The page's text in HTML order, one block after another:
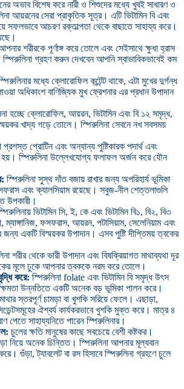
অভাব বিশেষ করে নারী ও শিশুদের মধ্যে খুবই সাধারণ ও
আয়রনের সেরা প্রাকৃতিক সূত্র। এটি ভিটামিন বি এবং
সফলভাবে আচরণ রক্তাল্পতা থেকে বাছাতে সাহায্য করে।
শরীরকে পূর্ণাঙ্গ করে তোলে এবং সেইসাথে ক্ষুধা হ্রাস
স্পিরুলিনা গ্রহণ করুন দেখবেন আপনি স্বাভাবিকভাবেই কম
মধ্যে ক্লোরোফিল কন্টেন্ট থাকে, এটা মুখের দুর্গন্ধ
অধিকাংশ বাণিজ্যিক মুখ ফ্রেশনার এর প্রধান উপাদান
হচ্ছে ক্লোরোফিল, আয়রন, ভিটামিন এবং বি ১২ সমৃদ্ধ,
খাদ্য গড়ে তোলে। স্পিরুলিনা সেবনে নখ সবসময়
প্রশস্ত প্রোটিন এবং অন্যান্য পুষ্টিকারক পদার্থ এবং
স্পিরুলিনা উল্লেখযোগ্য ফলাফল অর্জন করে যৌন
স্পিরুলিনা সুস্থ দাঁত বজায় রাখার জন্য অপরিহার্য ভূমিকা
এবং ক্যালসিয়াম রয়েছে। সবুজ-নীল শেত্তলাগুলি
উপকারী।
ভিটামিন সি, ই, কে এবং ভিটামিন বি১, বি২, বি৩
ম্যাঙ্গানিজ, ফসফরাস, আয়রন, পটাসিয়াম, সেলেনিয়াম এবং
একটি বিস্ময়কর উপাদান। এসব পুষ্টি দীপ্তিময় ত্বকের
শরীর থেকে ভারী উপাদান এবং বিষক্রিয়াগত মাথাব্যথা দূর
মূলে ঢুকে আপনার ত্বককে নরম করে তোলে।
করে: স্পিরুলিনা folate এবং ভিটামিন বি সমৃদ্ধ উৎস
উন্নতিতে একটি অনেক বড় ভূমিকা পালন করে।
স্তরপূর্ণ চামড়া বা খুশকি সরিয়ে ফেলে। এছাড়া,
ঐশ্বর্য কার্যকরভাবে খুশকি মুক্ত করে। মাত্র ৪
পেতে সাহায্যনিতে পারেন স্পিরুলিনার।
চুলের ক্ষতি মানুষের কাছে সবচেয়ে বেশী কষ্টকর।
নিয়ে অনেক চিন্তিত। স্পিরুলিনা আপনার মূল্যবান
গুঁড়া, ট্যাবলেট বা রস হিসাবে স্পিরুলিনা গ্রহণে চুলে